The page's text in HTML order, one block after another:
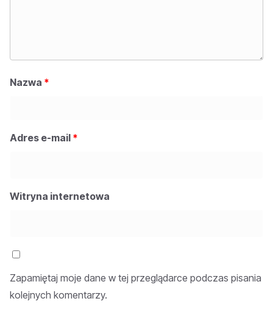
Nazwa *
Adres e-mail *
Witryna internetowa
Zapamiętaj moje dane w tej przeglądarce podczas pisania
kolejnych komentarzy.